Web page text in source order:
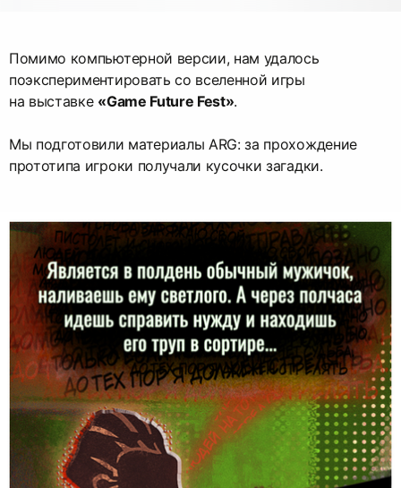
Помимо компьютерной версии, нам удалось
поэкспериментировать со вселенной игры
на выставке «Game Future Fest».
Мы подготовили материалы ARG: за прохождение
прототипа игроки получали кусочки загадки.